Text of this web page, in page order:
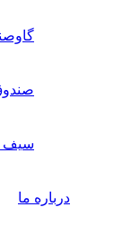
سیف
درباره ما